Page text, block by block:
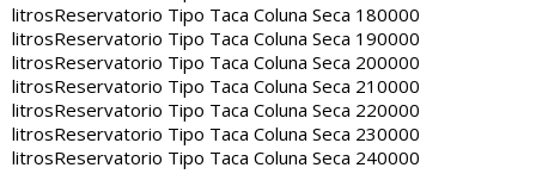
litrosReservatorio Tipo Taca Coluna Seca 180000
litrosReservatorio Tipo Taca Coluna Seca 190000
litrosReservatorio Tipo Taca Coluna Seca 200000
litrosReservatorio Tipo Taca Coluna Seca 210000
litrosReservatorio Tipo Taca Coluna Seca 220000
litrosReservatorio Tipo Taca Coluna Seca 230000
litrosReservatorio Tipo Taca Coluna Seca 240000